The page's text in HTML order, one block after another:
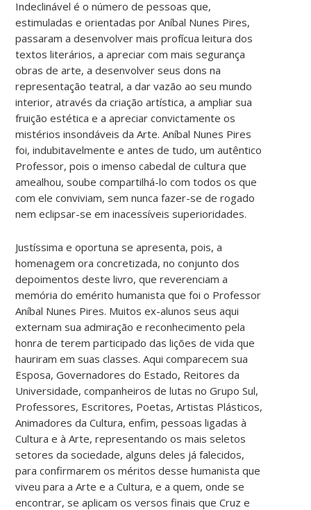
Indeclinável é o número de pessoas que,
estimuladas e orientadas por Aníbal Nunes Pires,
passaram a desenvolver mais profícua leitura dos
textos literários, a apreciar com mais segurança
obras de arte, a desenvolver seus dons na
representação teatral, a dar vazão ao seu mundo
interior, através da criação artística, a ampliar sua
fruição estética e a apreciar convictamente os
mistérios insondáveis da Arte. Aníbal Nunes Pires
foi, indubitavelmente e antes de tudo, um autêntico
Professor, pois o imenso cabedal de cultura que
amealhou, soube compartilhá-lo com todos os que
com ele conviviam, sem nunca fazer-se de rogado
nem eclipsar-se em inacessíveis superioridades.
Justíssima e oportuna se apresenta, pois, a
homenagem ora concretizada, no conjunto dos
depoimentos deste livro, que reverenciam a
memória do emérito humanista que foi o Professor
Aníbal Nunes Pires. Muitos ex-alunos seus aqui
externam sua admiração e reconhecimento pela
honra de terem participado das lições de vida que
hauriram em suas classes. Aqui comparecem sua
Esposa, Governadores do Estado, Reitores da
Universidade, companheiros de lutas no Grupo Sul,
Professores, Escritores, Poetas, Artistas Plásticos,
Animadores da Cultura, enfim, pessoas ligadas à
Cultura e à Arte, representando os mais seletos
setores da sociedade, alguns deles já falecidos,
para confirmarem os méritos desse humanista que
viveu para a Arte e a Cultura, e a quem, onde se
encontrar, se aplicam os versos finais que Cruz e